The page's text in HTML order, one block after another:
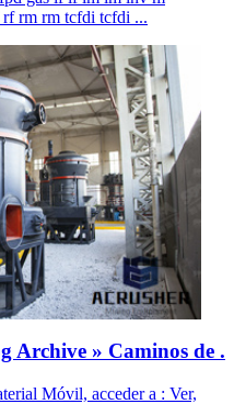
rm rm tcfdi tcfdi ...
Archive » Caminos de .
Móvil, acceder a : Ver,